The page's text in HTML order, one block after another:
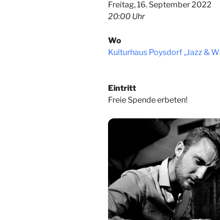
Freitag, 16. September 2022
20:00 Uhr
Wo
Kulturhaus Poysdorf „Jazz &
Eintritt
Freie Spende erbeten!